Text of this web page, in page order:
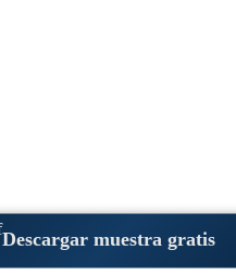
Descargar muestra gratis